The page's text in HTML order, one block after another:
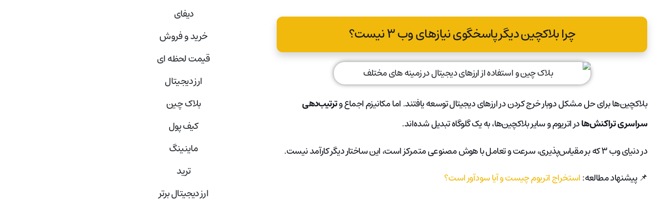
چرا بلاکچین دیگر پاسخگوی نیازهای وب ۳ نیست؟
بلاکچین‌ها برای حل مشکل دوبار خرج کردن در ارزهای دیجیتال توسعه یافتند. اما مکانیزم اجماع وترتیب‌دهی
سراسری تراکنش‌هادر اتریوم و سایر بلاکچین‌ها، به یک گلوگاه تبدیل شده‌اند.
در دنیای وب ۳ که بر مقیاس‌پذیری، سرعت و تعامل با هوش مصنوعی متمرکز است، این ساختار دیگر کارآمد نیست.
📌 پیشنهاد مطالعه:استخراج اتریوم چیست و آیا سودآور است؟
دیفای
خرید و فروش
قیمت لحظه ای
ارز دیجیتال
بلاک‌ چین
کیف پول
ماینینگ
ترید
ارز دیجیتال برتر